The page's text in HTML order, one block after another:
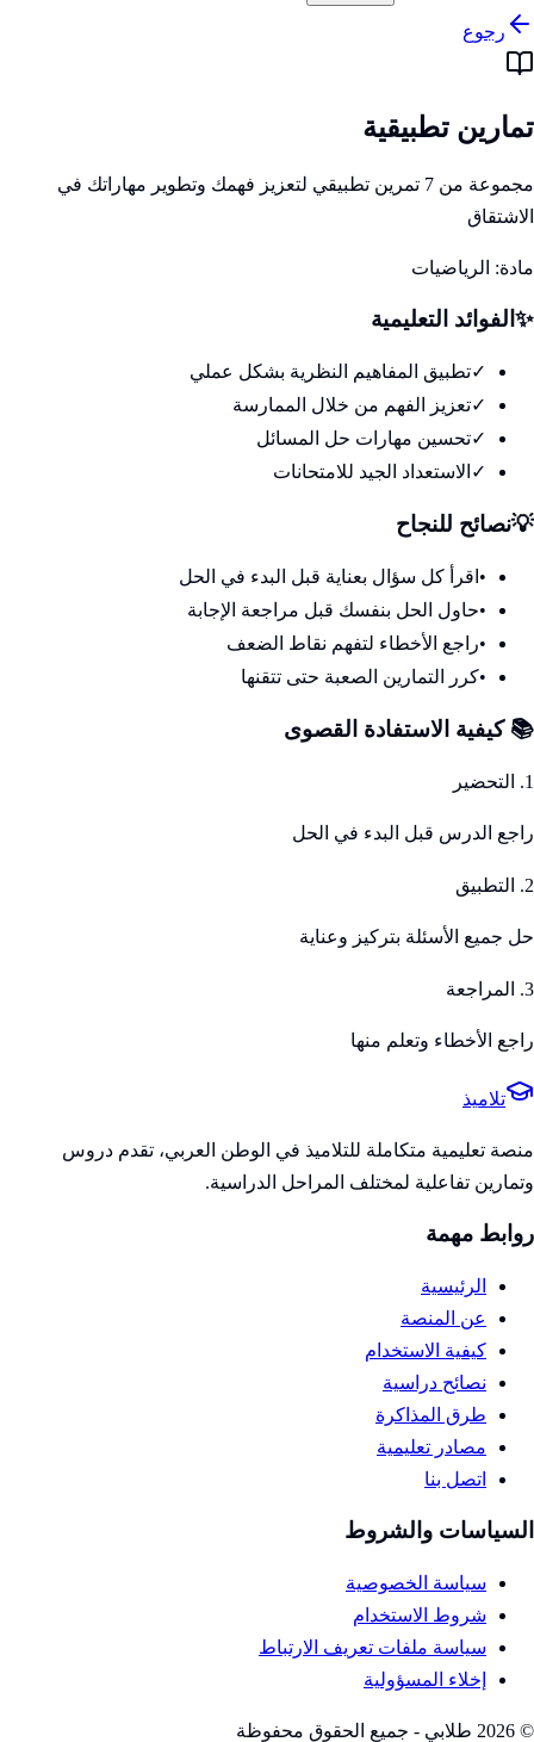
رجوع
تمارين تطبيقية
مجموعة من 7 تمرين تطبيقي لتعزيز فهمك وتطوير مهاراتك في
الاشتقاق
مادة: الرياضيات
✨ الفوائد التعليمية
✓تطبيق المفاهيم النظرية بشكل عملي
✓تعزيز الفهم من خلال الممارسة
✓تحسين مهارات حل المسائل
✓ الاستعداد الجيد للامتحانات
💡نصائح للنجاح
• اقرأ كل سؤال بعناية قبل البدء في الحل
•حاول الحل بنفسك قبل مراجعة الإجابة
•راجع الأخطاء لتفهم نقاط الضعف
•كرر التمارين الصعبة حتى تتقنها
📚 كيفية الاستفادة القصوى
1. التحضير
راجع الدرس قبل البدء في الحل
2. التطبيق
حل جميع الأسئلة بتركيز وعناية
3. المراجعة
راجع الأخطاء وتعلم منها
تلاميذ
منصة تعليمية متكاملة للتلاميذ في الوطن العربي، تقدم دروس
وتمارين تفاعلية لمختلف المراحل الدراسية.
روابط مهمة
الرئيسية
عن المنصة
كيفية الاستخدام
نصائح دراسية
طرق المذاكرة
مصادر تعليمية
اتصل بنا
السياسات والشروط
سياسة الخصوصية
شروط الاستخدام
سياسة ملفات تعريف الارتباط
إخلاء المسؤولية
©
2026 طلابي - جميع الحقوق محفوظة